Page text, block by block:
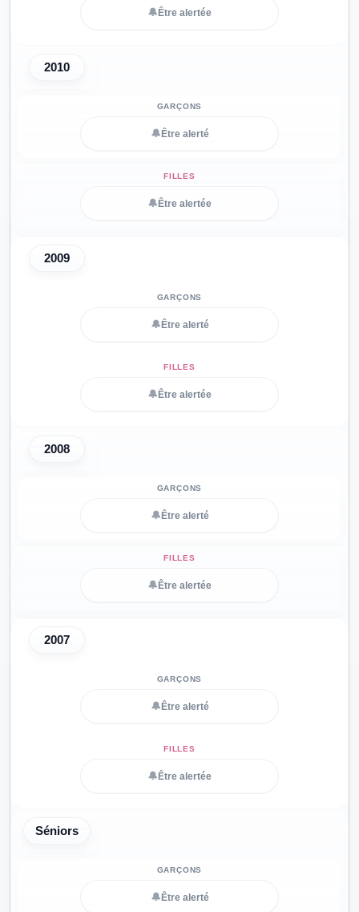
🔔 Être alertée
2010
🔔 Être alerté
🔔 Être alertée
2009
🔔 Être alerté
🔔 Être alertée
2008
🔔 Être alerté
🔔 Être alertée
2007
🔔 Être alerté
🔔 Être alertée
Séniors
🔔 Être alerté